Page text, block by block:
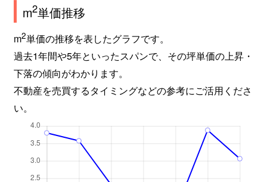
m2単価推移
m2単価の推移を表したグラフです。
過去1年間や5年といったスパンで、その坪単価の上昇・
下落の傾向がわかります。
不動産を売買するタイミングなどの参考にご活用くださ
い。